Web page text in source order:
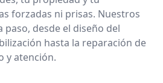
forzadas ni prisas. Nuestros
paso, desde el diseño del
hasta la reparación de
y atención.